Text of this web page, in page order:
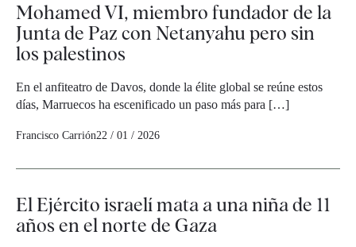
Mohamed VI, miembro fundador de la
Junta de Paz con Netanyahu pero sin
los palestinos
En el anfiteatro de Davos, donde la élite global se reúne estos
días, Marruecos ha escenificado un paso más para […]
Francisco Carrión22 / 01 / 2026
El Ejército israelí mata a una niña de 11
años en el norte de Gaza